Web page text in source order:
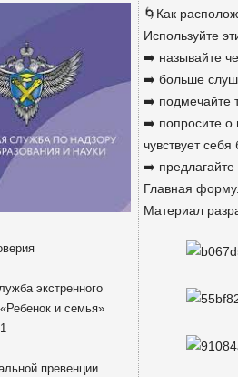
экстренного
и семья»
превенции
🌀Как
Используйте
➡️ называйте
➡️ больше
➡️ подмечайте
➡️ попросите о
чувствует себя
➡️ предлагайте
Главная
Материал